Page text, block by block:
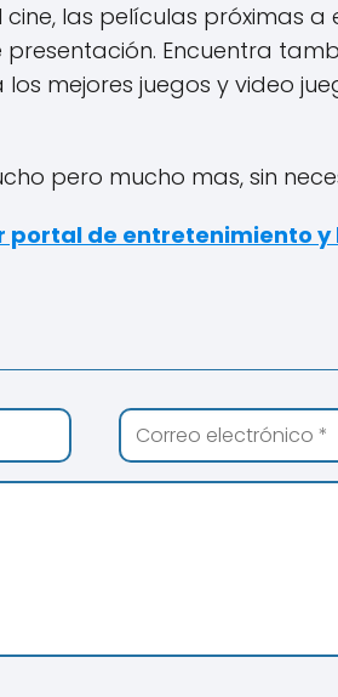
las películas próximas
Encuentra
mejores juegos y video
pero mucho mas, sin
portal de entretenimiento y